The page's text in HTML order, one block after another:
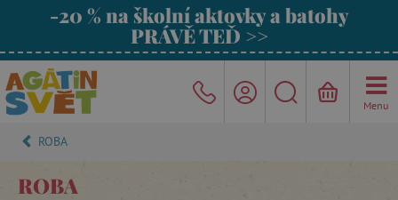
-20 % na školní aktovky a batohy
PRÁVĚ TEĎ >>
Menu
ROBA
ROBA